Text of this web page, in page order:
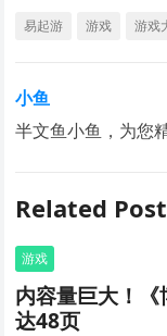
易起游 游戏 游戏
小鱼
半文鱼小鱼，为您
Related
游戏
内容量巨大！
达48页